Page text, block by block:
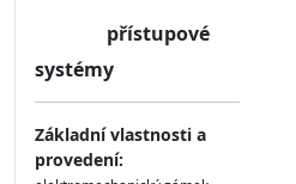
přístupové
systémy
Základní vlastnosti a
provedení: